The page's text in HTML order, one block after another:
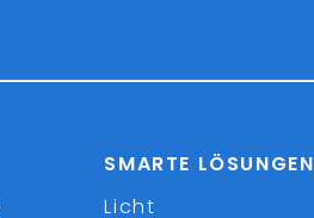
SMARTE LÖSUNGEN
Licht